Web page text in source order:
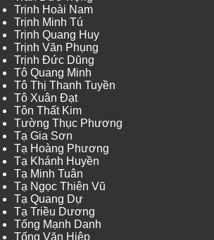
Trịnh Hoài Nam
Trịnh Minh Tú
Trịnh Quang Huy
Trịnh Văn Phụng
Trịnh Đức Dũng
Tô Quang Minh
Tô Thị Thanh Tuyền
Tô Xuân Đạt
Tôn Thất Kim
Tường Thục Phương
Tạ Gia Sơn
Tạ Hoàng Phương
Tạ Khánh Huyền
Tạ Minh Tuân
Tạ Ngọc Thiên Vũ
Tạ Quang Dự
Tạ Triều Dương
Tống Mạnh Danh
Tống Văn Hiệp